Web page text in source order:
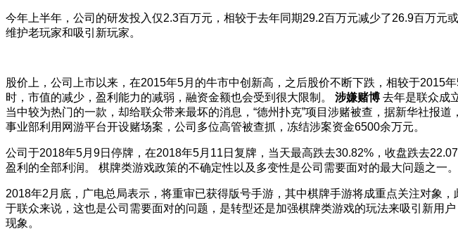
今年上半年，公司的研发投入仅2.3百万元，相较于去年同期29.2百万元减少了26.9百万
维护老玩家和吸引新玩家。
股价上，公司上市以来，在2015年5月的牛市中创新高，之后股价不断下跌，相较于2015
时，市值的减少，盈利能力的减弱，融资金额也会受到很大限制。
涉嫌赌博 去年是联众成
当中较为热门的一款，却给联众带来最坏的消息，“德州扑克”项目涉赌被查，据新华社报
事业部利用网游平台开设赌场案，公司多位高管被查抓，冻结涉案资金6500余万元。
公司于2018年5月9日停牌，在2018年5月11日复牌，当天最高跌去30.82%，收盘跌去
盈利的全部利润。
棋牌类游戏政策的不确定性以及多变性是公司需要面对的最大问题之一。
2018年2月底，广电总局表示，将重审已获得版号手游，其中棋牌手游将成重点关注对象
于联众来说，这也是公司需要面对的问题，是转型还是加强棋牌类游戏的玩法来吸引新用
现象。